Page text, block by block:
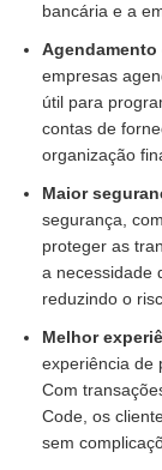
bancária e a
Agendamento
empresas
útil para
contas de
organização
Maior
segurança,
proteger as
a necessidade
reduzindo o
Melhor
experiência de
Com
Code, os
sem